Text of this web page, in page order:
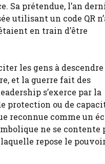
Sa prétendue, l’an
utilisant un code QR
en train d’être
les gens à
et la guerre fait des
s’exerce par la
protection ou de
reconnue comme un
ne se contente
repose le